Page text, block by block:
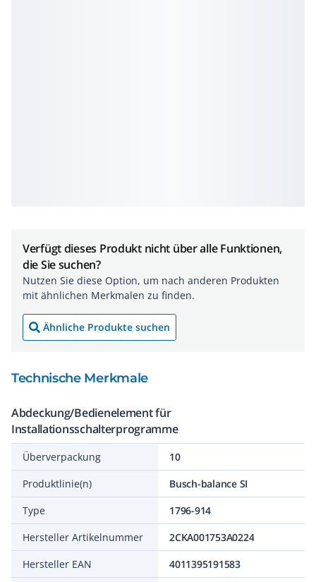
Verfügt dieses Produkt nicht über alle Funktionen,
die Sie suchen?
Nutzen Sie diese Option, um nach anderen Produkten
mit ähnlichen Merkmalen zu finden.
Ähnliche Produkte suchen
Technische Merkmale
Abdeckung/Bedienelement für
Installationsschalterprogramme
Überverpackung
10
Produktlinie(n)
Busch-balance SI
Type
1796-914
Hersteller Artikelnummer
2CKA001753A0224
Hersteller EAN
4011395191583